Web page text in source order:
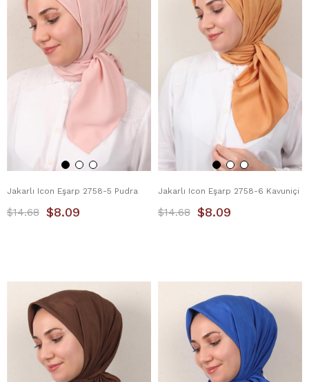
Jakarlı Icon Eşarp 2758-5 Pudra
$8.09
$14.68
Jakarlı Icon Eşarp 2758-6 Kavuniçi
$8.09
$14.68